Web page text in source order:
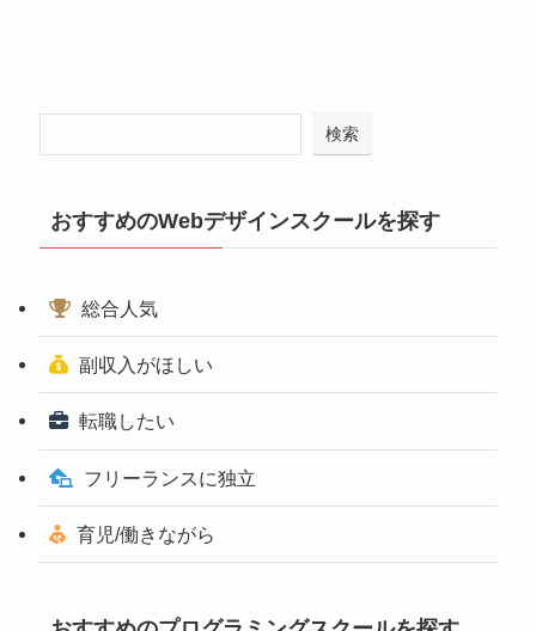
検索
おすすめのWebデザインスクールを探す
総合人気
副収入がほしい
転職したい
フリーランスに独立
育児/働きながら